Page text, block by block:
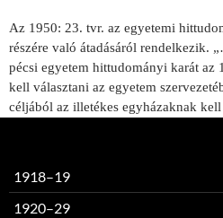
Az 1950: 23. tvr. az egyetemi
részére való átadásáról rendelkezik.
pécsi egyetem hittudományi karát az
kell választani az egyetem
céljából az illetékes egyházaknak kell
1918–19
1920–29